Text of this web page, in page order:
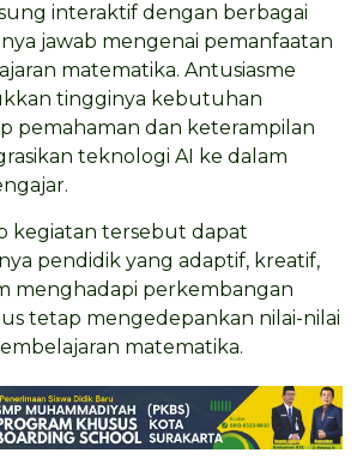
interaktif dengan berbagai
jawab mengenai pemanfaatan
matematika. Antusiasme
tingginya kebutuhan
pemahaman dan keterampilan
teknologi AI ke dalam
kegiatan tersebut dapat
pendidik yang adaptif, kreatif,
menghadapi perkembangan
tetap mengedepankan nilai-nilai
matematika.